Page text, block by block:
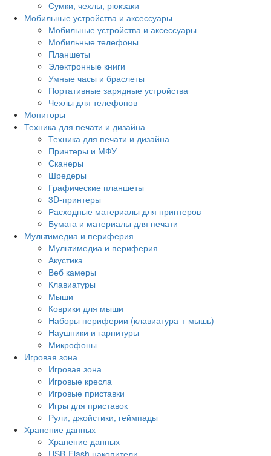
Сумки, чехлы, рюкзаки
Мобильные устройства и аксессуары
Мобильные устройства и аксессуары
Мобильные телефоны
Планшеты
Электронные книги
Умные часы и браслеты
Портативные зарядные устройства
Чехлы для телефонов
Мониторы
Техника для печати и дизайна
Техника для печати и дизайна
Принтеры и МФУ
Сканеры
Шредеры
Графические планшеты
3D-принтеры
Расходные материалы для принтеров
Бумага и материалы для печати
Мультимедиа и периферия
Мультимедиа и периферия
Акустика
Веб камеры
Клавиатуры
Мыши
Коврики для мыши
Наборы периферии (клавиатура + мышь)
Наушники и гарнитуры
Микрофоны
Игровая зона
Игровая зона
Игровые кресла
Игровые приставки
Игры для приставок
Рули, джойстики, геймпады
Хранение данных
Хранение данных
USB-Flash накопители